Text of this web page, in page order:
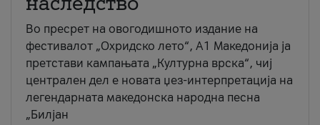
Во пресрет на овогодишното издание на
фестивалот „Охридско лето“, А1 Македонија ја
претстави кампањата „Културна врска“, чиј
централен дел е новата џез-интерпретација на
легендарната македонска народна песна
„Билјан